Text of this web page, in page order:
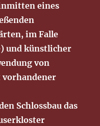
eines
im Falle
und künstlicher
von
Schlossbau das